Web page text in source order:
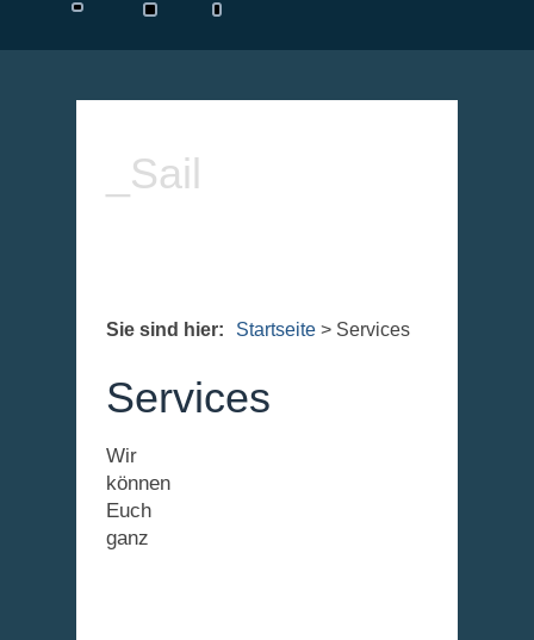
_Sail
Sie sind hier: Startseite > Services
Services
Wir
können
Euch
ganz